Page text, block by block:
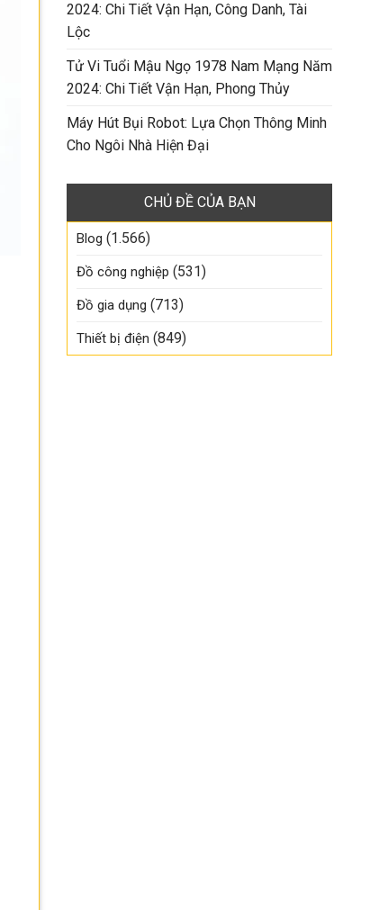
2024: Chi Tiết Vận Hạn, Công Danh, Tài
Lộc
Tử Vi Tuổi Mậu Ngọ 1978 Nam Mạng Năm
2024: Chi Tiết Vận Hạn, Phong Thủy
Máy Hút Bụi Robot: Lựa Chọn Thông Minh
Cho Ngôi Nhà Hiện Đại
CHỦ ĐỀ CỦA BẠN
Blog (1.566)
Đồ công nghiệp (531)
Đồ gia dụng (713)
Thiết bị điện (849)